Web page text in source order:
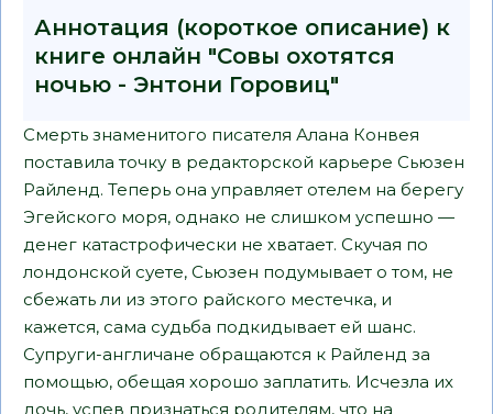
Аннотация (короткое описание) к
книге онлайн "Совы охотятся
ночью - Энтони Горовиц"
Смерть знаменитого писателя Алана Конвея
поставила точку в редакторской карьере Сьюзен
Райленд. Теперь она управляет отелем на берегу
Эгейского моря, однако не слишком успешно —
денег катастрофически не хватает. Скучая по
лондонской суете, Сьюзен подумывает о том, не
сбежать ли из этого райского местечка, и
кажется, сама судьба подкидывает ей шанс.
Супруги-англичане обращаются к Райленд за
помощью, обещая хорошо заплатить. Исчезла их
дочь, успев признаться родителям, что на